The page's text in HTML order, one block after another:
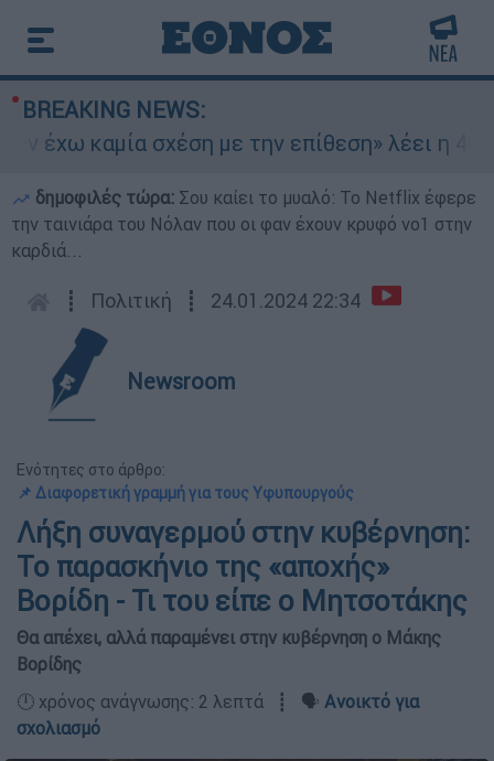
BREAKING NEWS:
καμία σχέση με την επίθεση» λέει η
δημοφιλές τώρα: Σου καίει το μυαλό: Το Netflix έφερε
την ταινιάρα του Νόλαν που οι φαν έχουν κρυφό νο1 στην
καρδιά...
┋ Πολιτική ┋ 24.01.2024 22:34
Newsroom
Ενότητες στο άρθρο:
📌 Διαφορετική γραμμή για τους Υφυπουργούς
Λήξη συναγερμού στην κυβέρνηση:
Το παρασκήνιο της «αποχής»
Βορίδη - Τι του είπε ο Μητσοτάκης
Θα απέχει, αλλά παραμένει στην κυβέρνηση ο Μάκης
Βορίδης
🕛 χρόνος ανάγνωσης: 2 λεπτά ┋ 🗣️ Ανοικτό για
σχολιασμό